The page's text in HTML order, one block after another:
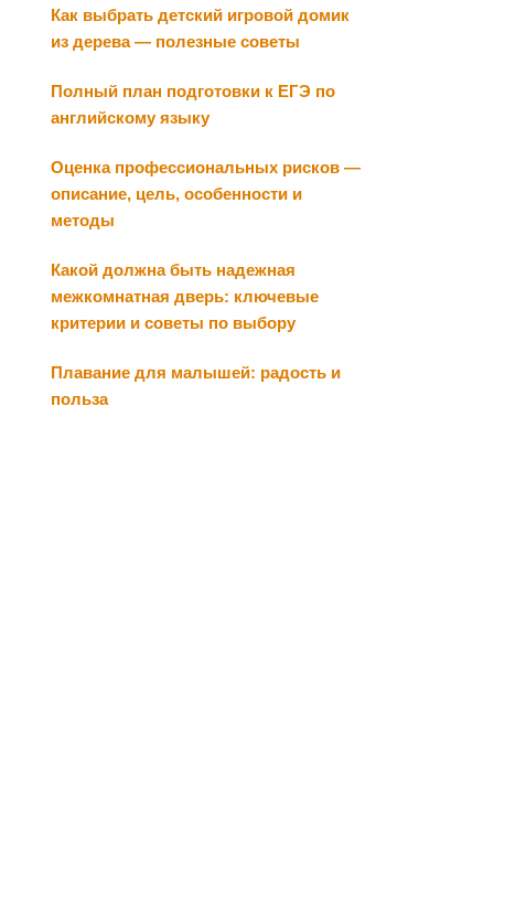
Как выбрать детский игровой домик
из дерева — полезные советы
Полный план подготовки к ЕГЭ по
английскому языку
Оценка профессиональных рисков —
описание, цель, особенности и
методы
Какой должна быть надежная
межкомнатная дверь: ключевые
критерии и советы по выбору
Плавание для малышей: радость и
польза